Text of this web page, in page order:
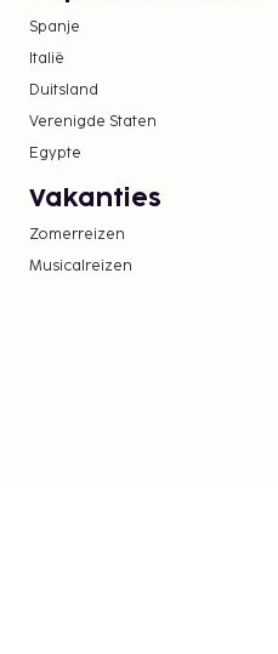
Deze lijst is mogelijk
excl. btw en kunnen
In deze
Spanje
Italië
Duitsland
Verenigde Staten
Egypte
Vakanties
Zomerreizen
Musicalreizen